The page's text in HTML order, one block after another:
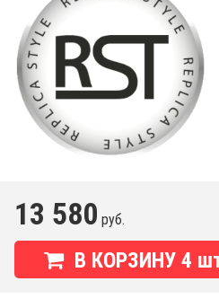
13 580 руб.
В КОРЗИНУ 4